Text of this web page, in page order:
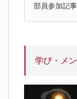
部員参加記事
学び・メ